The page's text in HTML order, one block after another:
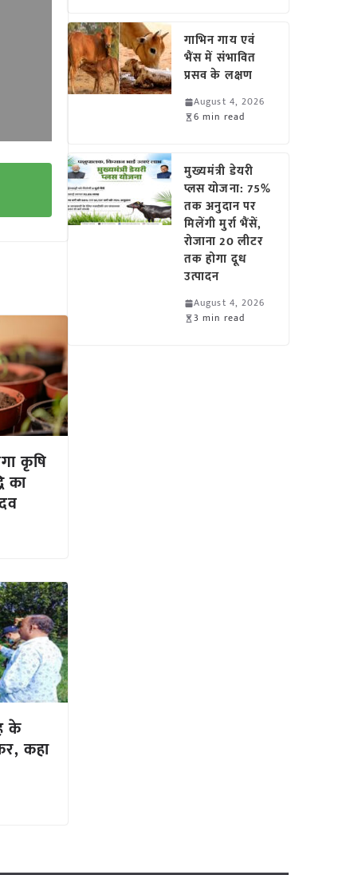
कृषि
का
के
कहा
गाभिन गाय एवं
भैंस में संभावित
प्रसव के लक्षण
August 4, 2026
6 min read
मुख्यमंत्री डेयरी
प्लस योजना: 75%
तक अनुदान पर
मिलेंगी मुर्रा भैंसें,
रोजाना 20 लीटर
तक होगा दूध
उत्पादन
August 4, 2026
3 min read